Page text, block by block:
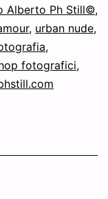
Alberto Ph Still©,
, urban nude,
,
fotografici,